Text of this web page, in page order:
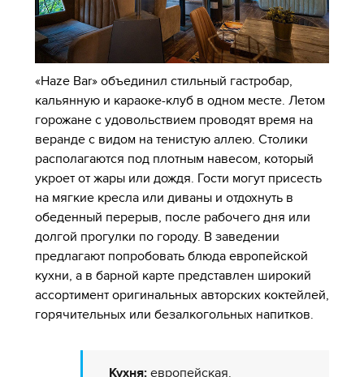
«Haze Bar» объединил стильный гастробар,
кальянную и караоке-клуб в одном месте. Летом
горожане с удовольствием проводят время на
веранде с видом на тенистую аллею. Столики
располагаются под плотным навесом, который
укроет от жары или дождя. Гости могут присесть
на мягкие кресла или диваны и отдохнуть в
обеденный перерыв, после рабочего дня или
долгой прогулки по городу. В заведении
предлагают попробовать блюда европейской
кухни, а в барной карте представлен широкий
ассортимент оригинальных авторских коктейлей,
горячительных или безалкогольных напитков.
Кухня: европейская.